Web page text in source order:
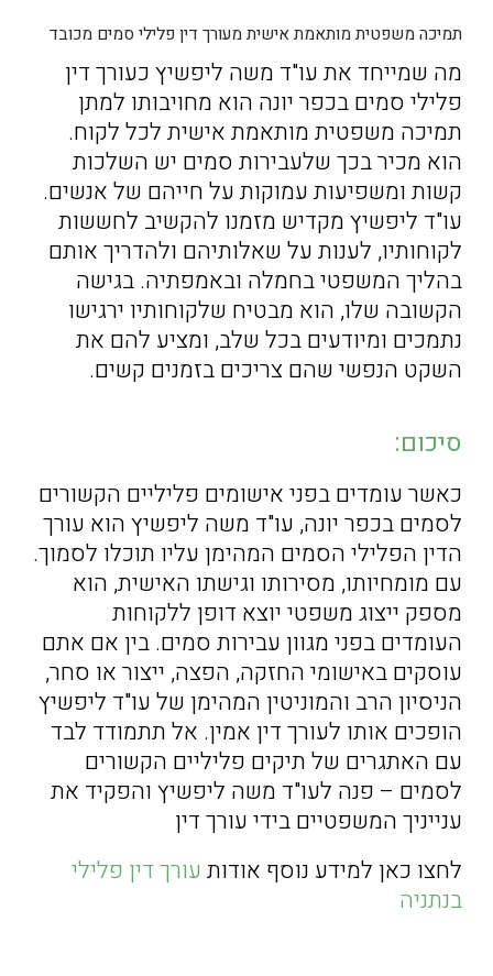
תמיכה משפטית מותאמת אישית מעורך דין פלילי סמים מכובד
מה שמייחד את עו"ד משה ליפשיץ כעורך דין
פלילי סמים בכפר יונה הוא מחויבותו למתן
תמיכה משפטית מותאמת אישית לכל לקוח.
הוא מכיר בכך שלעבירות סמים יש השלכות
קשות ומשפיעות עמוקות על חייהם של אנשים.
עו"ד ליפשיץ מקדיש מזמנו להקשיב לחששות
לקוחותיו, לענות על שאלותיהם ולהדריך אותם
בהליך המשפטי בחמלה ובאמפתיה. בגישה
הקשובה שלו, הוא מבטיח שלקוחותיו ירגישו
נתמכים ומיודעים בכל שלב, ומציע להם את
השקט הנפשי שהם צריכים בזמנים קשים.
סיכום:
כאשר עומדים בפני אישומים פליליים הקשורים
לסמים בכפר יונה, עו"ד משה ליפשיץ הוא עורך
הדין הפלילי הסמים המהימן עליו תוכלו לסמוך.
עם מומחיותו, מסירותו וגישתו האישית, הוא
מספק ייצוג משפטי יוצא דופן ללקוחות
העומדים בפני מגוון עבירות סמים. בין אם אתם
עוסקים באישומי החזקה, הפצה, ייצור או סחר,
הניסיון הרב והמוניטין המהימן של עו"ד ליפשיץ
הופכים אותו לעורך דין אמין. אל תתמודד לבד
עם האתגרים של תיקים פליליים הקשורים
לסמים – פנה לעו"ד משה ליפשיץ והפקיד את
ענייניך המשפטיים בידי עורך דין
לחצו כאן למידע נוסף אודות עורך דין פלילי
בנתניה